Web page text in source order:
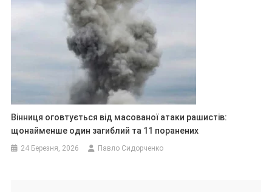
Вінниця оговтується від масованої атаки рашистів:
щонайменше один загиблий та 11 поранених
24 Березня, 2026 Павло Сидорченко